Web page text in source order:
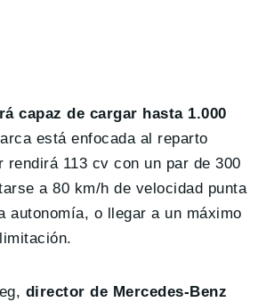
capaz de cargar hasta 1.000
está enfocada al reparto
rendirá 113 cv con un par de 300
a 80 km/h de velocidad punta
autonomía, o llegar a un máximo
director de Mercedes-Benz